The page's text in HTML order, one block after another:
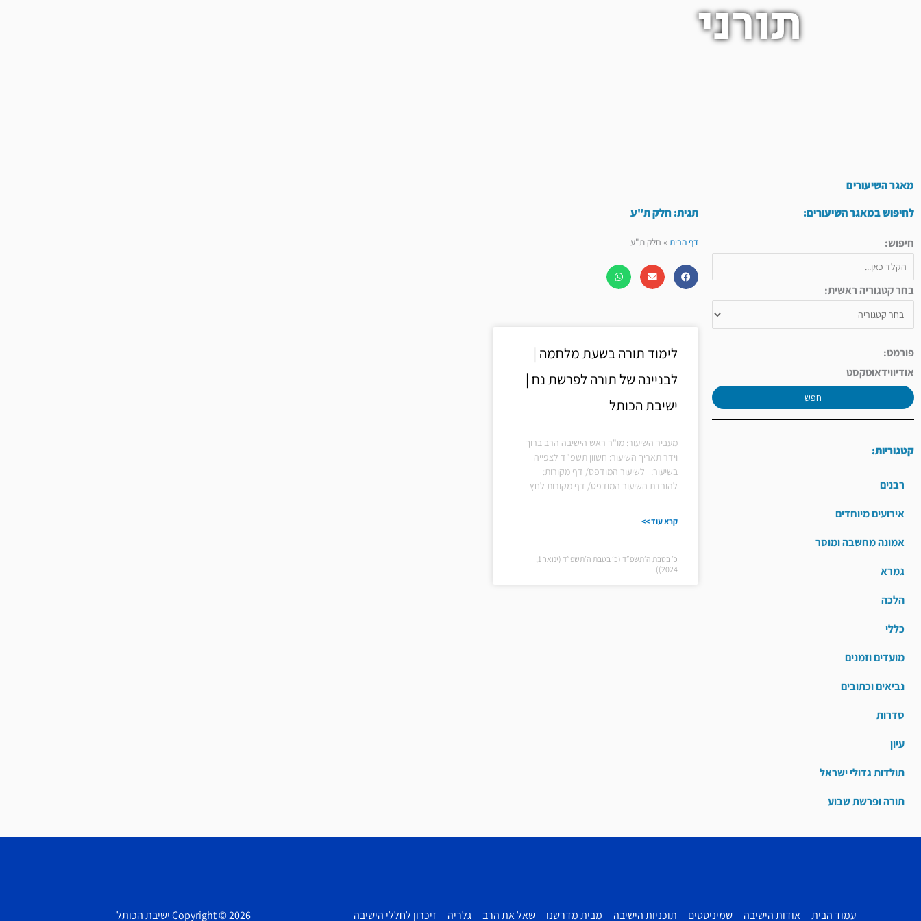
תורני
מאגר השיעורים
לחיפוש במאגר השיעורים:
חיפוש:
בחר קטגוריה ראשית:
פורמט:
אודיווידאוטקסט
חפש
קטגוריות:
רבנים
אירועים מיוחדים
אמונה מחשבה ומוסר
גמרא
הלכה
כללי
מועדים וזמנים
נביאים וכתובים
סדרות
עיון
תולדות גדולי ישראל
תורה ופרשת שבוע
תגית: חלק ת"ע
דף הבית» חלק ת"ע
לימוד תורה בשעת מלחמה |
לבניינה של תורה לפרשת נח |
ישיבת הכותל
מעביר השיעור: מו"ר ראש הישיבה הרב ברוך
וידר תאריך השיעור: חשוון תשפ"ד לצפייה
בשיעור: לשיעור המודפס/ דף מקורות:
להורדת השיעור המודפס/ דף מקורות לחץ
קרא עוד >>
כ׳ בטבת ה׳תשפ״ד (כ׳ בטבת ה׳תשפ״ד (ינואר 1,
2024))
עמוד הבית אודות הישיבה שמיניסטים תוכניות הישיבה מבית מדרשנו שאל את הרב גלריה זיכרון לחללי הישיבה Copyright © 2026 ישיבת הכותל